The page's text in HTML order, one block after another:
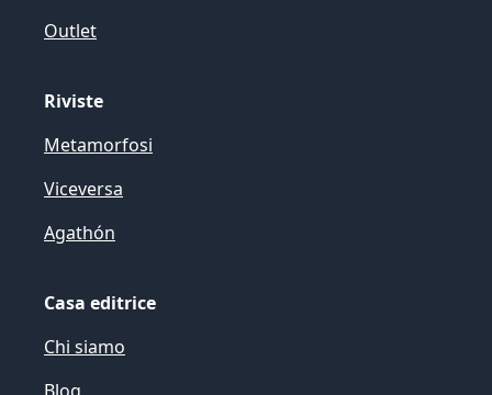
Outlet
Riviste
Metamorfosi
Viceversa
Agathón
Casa editrice
Chi siamo